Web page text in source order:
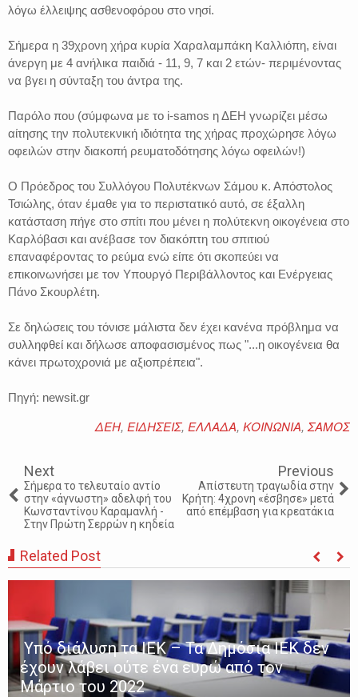
λόγω έλλειψης ασθενοφόρου στο νησί.
Σήμερα η 39χρονη χήρα κυρία Χαραλαμπάκη Καλλιόπη, είναι
άνεργη με 4 ανήλικα παιδιά - 11, 9, 7 και 2 ετών- περιμένοντας
να βγει η σύνταξη του άντρα της.
Παρόλο που (σύμφωνα με το i-samos η ΔΕΗ γνωρίζει μέσω
αίτησης την πολυτεκνική ιδιότητα της χήρας προχώρησε λόγω
οφειλών στην διακοπή ρευματοδότησης λόγω οφειλών!)
Ο Πρόεδρος του Συλλόγου Πολυτέκνων Σάμου κ. Απόστολος
Τσιώλης, όταν έμαθε για το περιστατικό αυτό, σε έξαλλη
κατάσταση πήγε στο σπίτι που μένει η πολύτεκνη οικογένεια στο
Καρλόβασι και ανέβασε τον διακόπτη του σπιτιού
επαναφέροντας το ρεύμα ενώ είπε ότι σκοπεύει να
επικοινωνήσει με τον Υπουργό Περιβάλλοντος και Ενέργειας
Πάνο Σκουρλέτη.
Σε δηλώσεις του τόνισε μάλιστα δεν έχει κανένα πρόβλημα να
συλληφθεί και δήλωσε αποφασισμένος πως "...η οικογένεια θα
κάνει πρωτοχρονιά με αξιοπρέπεια".
Πηγή: newsit.gr
ΔΕΗ, ΕΙΔΗΣΕΙΣ, ΕΛΛΑΔΑ, ΚΟΙΝΩΝΙΑ, ΣΑΜΟΣ
Next
Σήμερα το τελευταίο αντίο
στην «άγνωστη» αδελφή του
Κωνσταντίνου Καραμανλή -
Στην Πρώτη Σερρών η κηδεία
Previous
Απίστευτη τραγωδία στην
Κρήτη: 4χρονη «έσβησε» μετά
από επέμβαση για κρεατάκια
Related Post
Υπό διάλυση τα ΙΕΚ – Τα Δημόσια ΙΕΚ δεν
έχουν λάβει ούτε ένα ευρώ από τον
Μάρτιο του 2022